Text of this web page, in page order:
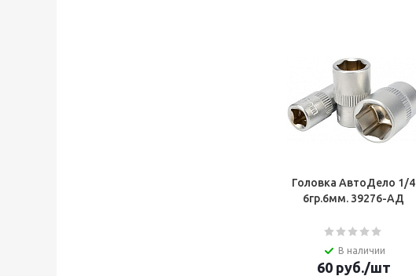
Головка АвтоДело 1/4
6гр.6мм. 39276-AД
В наличии
60руб./шт